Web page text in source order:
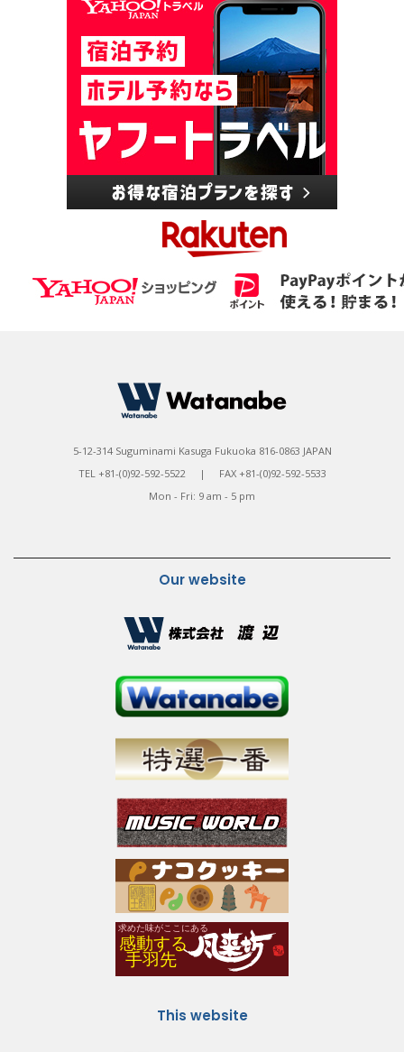
5-12-314 Suguminami Kasuga Fukuoka 816-0863 JAPAN
TEL +81-(0)92-592-5522 | FAX +81-(0)92-592-5533
Mon - Fri: 9 am - 5 pm
Our website
This website